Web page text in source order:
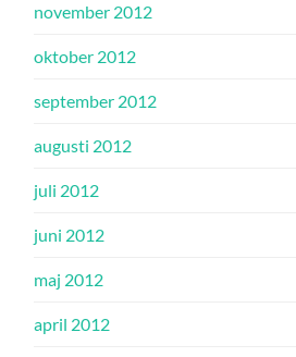
november 2012
oktober 2012
september 2012
augusti 2012
juli 2012
juni 2012
maj 2012
april 2012